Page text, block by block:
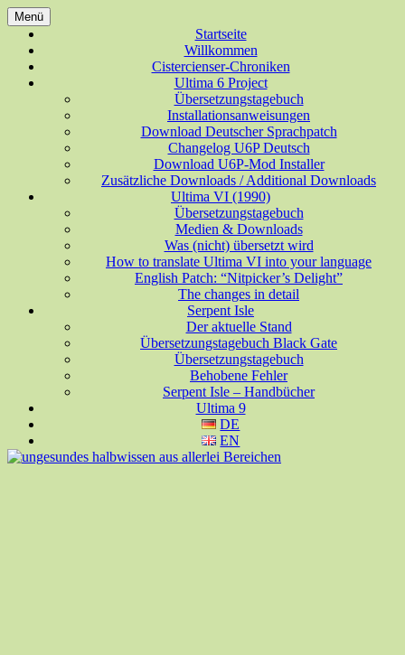
Zum
Inhalt
springen
ungesundes halbwissen aus
allerlei Bereichen
Deutsche Übersetzungen für Spiele der
Ultima-Reihe
Menü
Startseite
Willkommen
Cistercienser-Chroniken
Ultima 6 Project
Übersetzungstagebuch
Installationsanweisungen
Download Deutscher Sprachpatch
Changelog U6P Deutsch
Download U6P-Mod Installer
Zusätzliche Downloads / Additional Downloads
Ultima VI (1990)
Übersetzungstagebuch
Medien & Downloads
Was (nicht) übersetzt wird
How to translate Ultima VI into your language
English Patch: “Nitpicker’s Delight”
The changes in detail
Serpent Isle
Der aktuelle Stand
Übersetzungstagebuch Black Gate
Übersetzungstagebuch
Behobene Fehler
Serpent Isle – Handbücher
Ultima 9
DE
EN